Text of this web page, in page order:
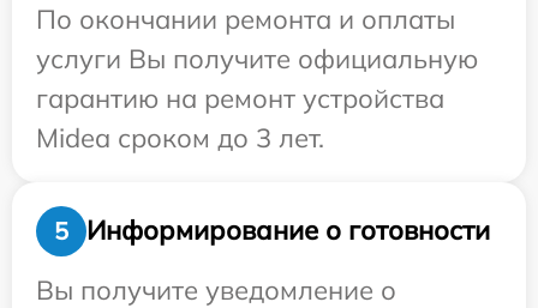
По окончании ремонта и оплаты
услуги Вы получите официальную
гарантию на ремонт устройства
Midea сроком до 3 лет.
5
Информирование о готовности
Вы получите уведомление о